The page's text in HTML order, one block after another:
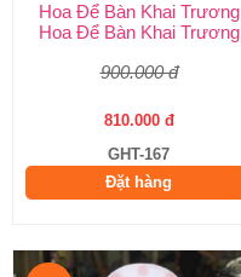
Hoa Để Bàn Khai Trương
Hoa Để Bàn Khai Trương
900.000 đ
810.000 đ
GHT-167
Đặt hàng